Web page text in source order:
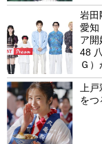
岩田
愛知
ア
48
Ｇ
上戸
をつ